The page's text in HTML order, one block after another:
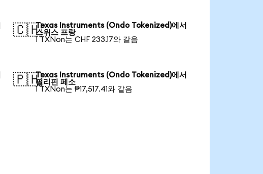
🇨🇭Texas Instruments (Ondo Tokenized)에서
스위스 프랑
1 TXNon는 CHF 233.17와 같음
🇵🇭Texas Instruments (Ondo Tokenized)에서
필리핀 페소
1 TXNon는 ₱17,517.41와 같음